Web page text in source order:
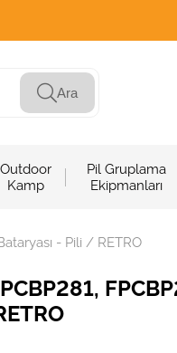
Ara
Outdoor
Kamp
Pil Gruplama
Ekipmanları
- Pili / RETRO